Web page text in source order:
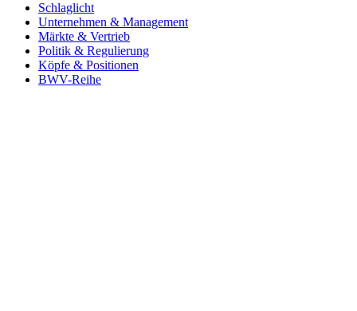
Schlaglicht
Unternehmen & Management
Märkte & Vertrieb
Politik & Regulierung
Köpfe & Positionen
BWV-Reihe